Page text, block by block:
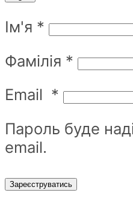
Ім'я *
Фамілія *
Email *
Пароль буде
email.
Зареєструватись